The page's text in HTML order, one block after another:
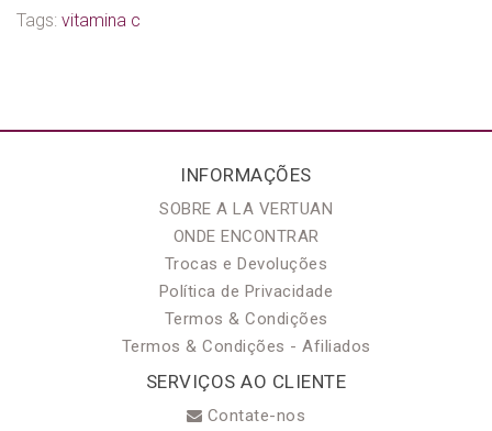
Tags: vitamina c
INFORMAÇÕES
SOBRE A LA VERTUAN
ONDE ENCONTRAR
Trocas e Devoluções
Política de Privacidade
Termos & Condições
Termos & Condições - Afiliados
SERVIÇOS AO CLIENTE
Contate-nos